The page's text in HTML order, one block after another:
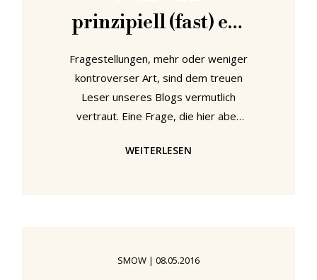
prinzipiell (fast) ein
hanseatisches ist
Fragestellungen, mehr oder weniger
kontroverser Art, sind dem treuen
Leser unseres Blogs vermutlich
vertraut. Eine Frage, die hier aber
noch weniger beantwortet wurde,
Reihe von Stores vertreibt. Doch
WEITERLESEN
SMOW | 08.05.2016